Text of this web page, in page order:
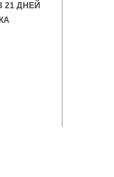
21 ДНЕЙ